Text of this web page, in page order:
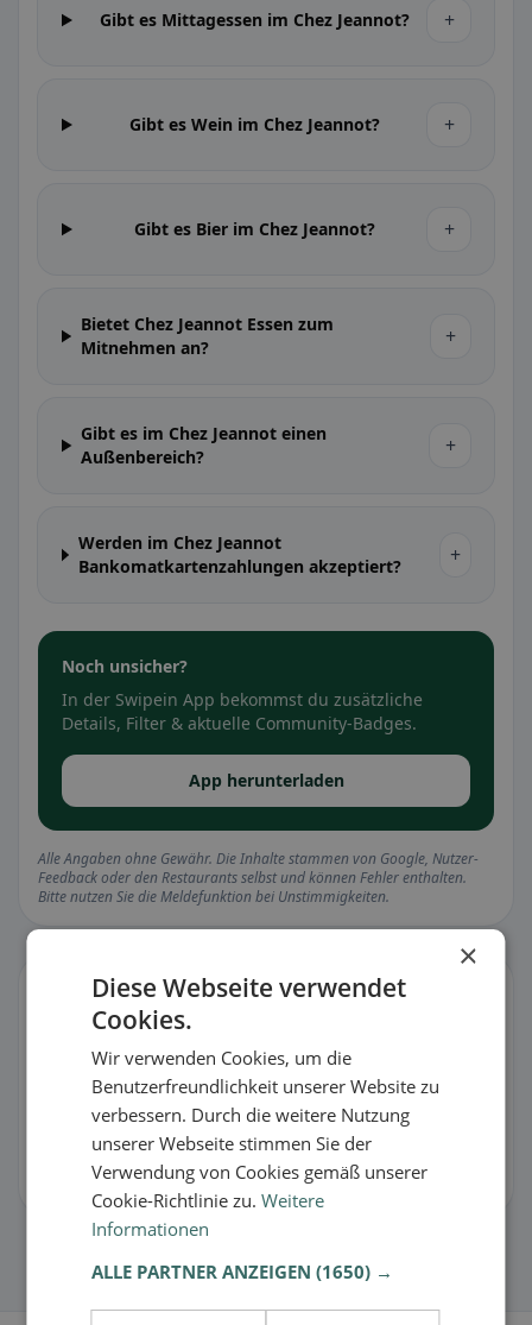
Gibt es Mittagessen im Chez Jeannot? +
Gibt es Wein im Chez Jeannot? +
Gibt es Bier im Chez Jeannot? +
Bietet Chez Jeannot Essen zum
Mitnehmen an?
+
Gibt es im Chez Jeannot einen
Außenbereich?
+
Werden im Chez Jeannot
Bankomatkartenzahlungen akzeptiert?
+
Noch unsicher?
In der Swipein App bekommst du zusätzliche
Details, Filter & aktuelle Community-Badges.
App herunterladen
Alle Angaben ohne Gewähr. Die Inhalte stammen von Google, Nutzer-
Feedback oder den Restaurants selbst und können Fehler enthalten.
Bitte nutzen Sie die Meldefunktion bei Unstimmigkeiten.
Eintrag verwalten
Stimmt etwas nicht oder bist du der Besitzer?
🐛 Fehler melden
🏪 Eintrag kostenlos übernehmen
Damit kannst du Öffnungszeiten, Speisekarte & Infos pflegen.
×
Diese Webseite verwendet
Cookies.
Wir verwenden Cookies, um die
Benutzerfreundlichkeit unserer Website zu
verbessern. Durch die weitere Nutzung
unserer Webseite stimmen Sie der
Verwendung von Cookies gemäß unserer
Cookie-Richtlinie zu.Weitere
Informationen
ALLE PARTNER ANZEIGEN(1650) →